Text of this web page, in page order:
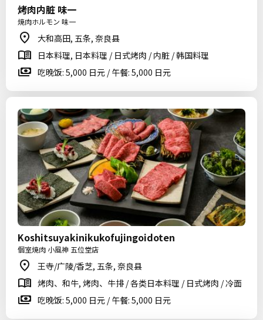
烤肉内脏 味一
焼肉ホルモン 味一
大和高田, 五条, 奈良县
日本料理, 日本料理 / 日式烤肉 / 内脏 / 韩国料理
吃晚饭: 5,000 日元 / 午餐: 5,000 日元
Koshitsuyakinikukofujingoidoten
個室焼肉 小風神 五位堂店
王寺/广陵/香芝, 五条, 奈良县
烤肉、和牛, 烤肉、牛排 / 各类日本料理 / 日式烤肉 / 冷面
吃晚饭: 5,000 日元 / 午餐: 5,000 日元